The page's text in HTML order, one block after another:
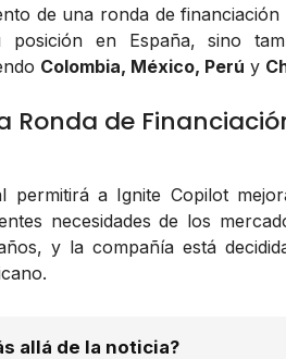
de una ronda de
en España, sino
Colombia, México, Perú y
Ronda de
permitirá a Ignite Copilot
necesidades de los
y la compañía está
allá de la noticia?